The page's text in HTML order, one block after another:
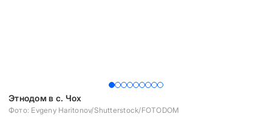
Этнодом в с. Чох
Фото: Evgeny Haritonov/Shutterstock/FOTODOM